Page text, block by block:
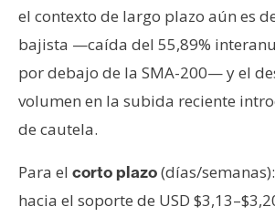
el contexto de largo plazo aún es
bajista —caída del 55,89%
por debajo de la SMA-200— y el
volumen en la subida reciente
de cautela.
Para el corto plazo(días/
hacia el soporte de USD